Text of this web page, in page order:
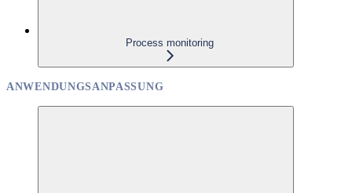
Process monitoring
ANWENDUNGSANPASSUNG